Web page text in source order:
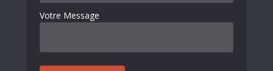
Votre Message